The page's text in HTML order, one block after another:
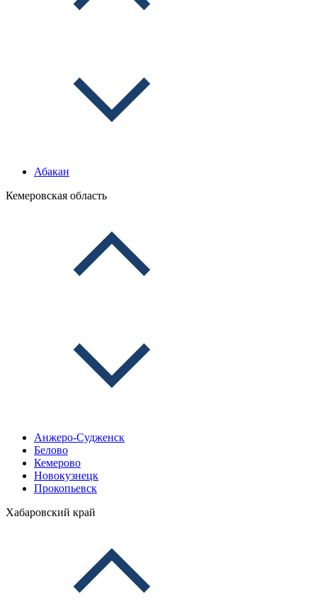
Абакан
Кемеровская область
Анжеро-Судженск
Белово
Кемерово
Новокузнецк
Прокопьевск
Хабаровский край